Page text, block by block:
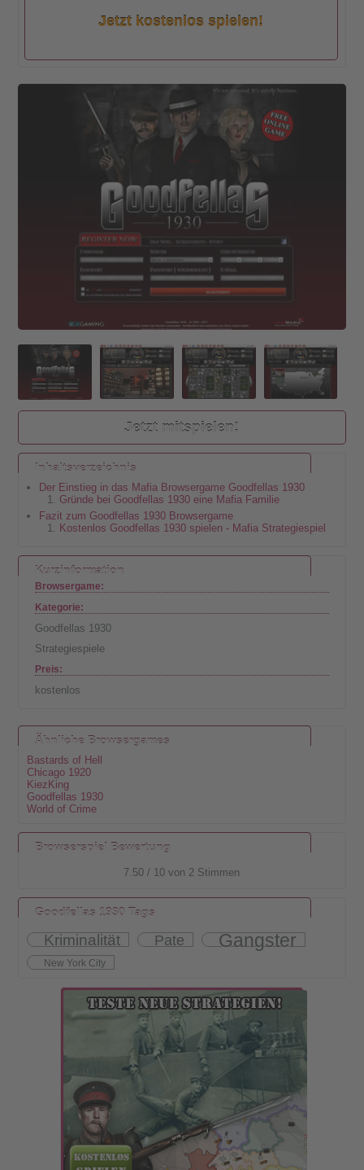
Jetzt kostenlos spielen!
Jetzt mitspielen!
Inhaltsverzeichnis
Der Einstieg in das Mafia Browsergame Goodfellas 1930
Gründe bei Goodfellas 1930 eine Mafia Familie
Fazit zum Goodfellas 1930 Browsergame
Kostenlos Goodfellas 1930 spielen - Mafia Strategiespiel
Kurzinformation
Browsergame:
Kategorie:
Goodfellas 1930
Strategiespiele
Preis:
kostenlos
Ähnliche Browsergames
Bastards of Hell
Chicago 1920
KiezKing
Goodfellas 1930
World of Crime
Browserspiel Bewertung
7.50 / 10 von 2 Stimmen
Goodfellas 1930 Tags
Kriminalität Pate Gangster
New York City